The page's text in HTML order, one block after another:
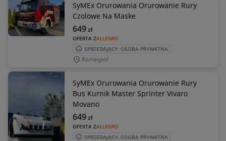
SyMEx Orurowania Orurowanie Rury
Czolowe Na Maske
OFERTA ZALLEGRO
649zł
SPRZEDAJĄCY: OSOBA PRYWATNA
Koniecpol
SyMEx Orurowania Orurowanie Rury
Bus Kurnik Master Sprinter Vivaro
Movano
OFERTA ZALLEGRO
649zł
SPRZEDAJĄCY: OSOBA PRYWATNA